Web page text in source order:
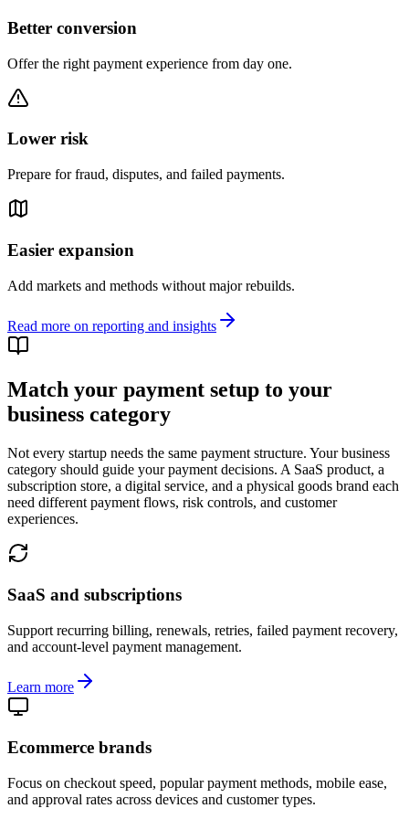
Better conversion
Offer the right payment experience from day one.
Lower risk
Prepare for fraud, disputes, and failed payments.
Easier expansion
Add markets and methods without major rebuilds.
Read more on reporting and insights
Match your payment setup to your
business category
Not every startup needs the same payment structure. Your business
category should guide your payment decisions. A SaaS product, a
subscription store, a digital service, and a physical goods brand each
need different payment flows, risk controls, and customer
experiences.
SaaS and subscriptions
Support recurring billing, renewals, retries, failed payment recovery,
and account-level payment management.
Learn more
Ecommerce brands
Focus on checkout speed, popular payment methods, mobile ease,
and approval rates across devices and customer types.